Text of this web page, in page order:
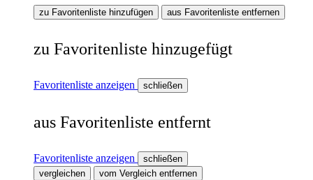
zu Favoritenliste hinzufügen aus Favoritenliste entfernen
zu Favoritenliste hinzugefügt
Favoritenliste anzeigen schließen
aus Favoritenliste entfernt
Favoritenliste anzeigen
schließen
vergleichen
vom Vergleich entfernen